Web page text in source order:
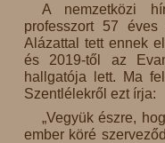
A nemzetközi
professzort 57
Alázattal tett ennek
és 2019-től az
hallgatója lett. Ma
Szentlélekről ezt írja:
„Vegyük észre,
ember köré